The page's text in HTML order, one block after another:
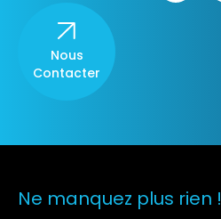
Nous
Contacter
Ne manquez plus rien !